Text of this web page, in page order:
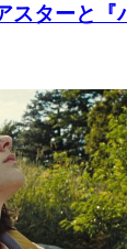
スターと『